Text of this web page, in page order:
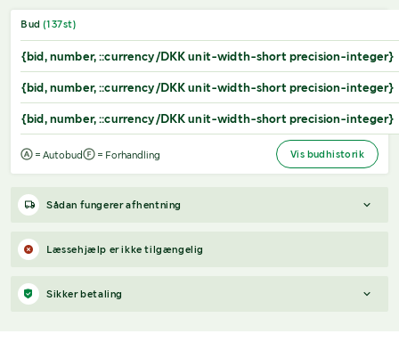
Bud (137st)
{bid, number, ::currency/DKK unit-width-short precision-integer}
{bid, number, ::currency/DKK unit-width-short precision-integer}
{bid, number, ::currency/DKK unit-width-short precision-integer}
= Autobud = Forhandling Vis budhistorik
Sådan fungerer afhentning
Varen forbliver hos sælgeren, indtil køberen har betalt for
varen. Når betalingen er modtaget, får køberen adgang til
sælgers kontaktoplysninger og kan aftale afhentning (inden for
12 dage efter auktionens afslutning).
Læssehjælp er ikke tilgængelig
Sikker betaling